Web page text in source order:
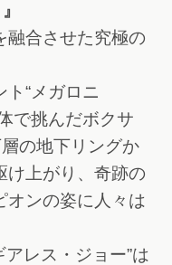
融合させた究極の
“メガロニ
で挑んだボクサ
の地下リングか
け上がり、奇跡の
オンの姿に人々は
レス・ジョー”は